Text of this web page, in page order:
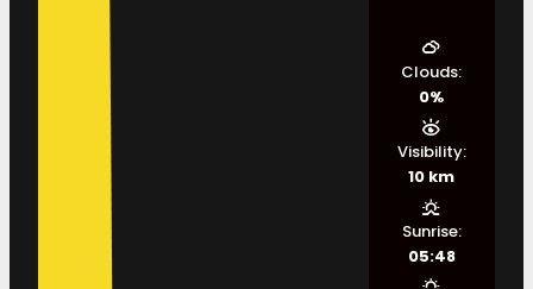
Clouds:
0%
Visibility:
10 km
Sunrise:
05:48